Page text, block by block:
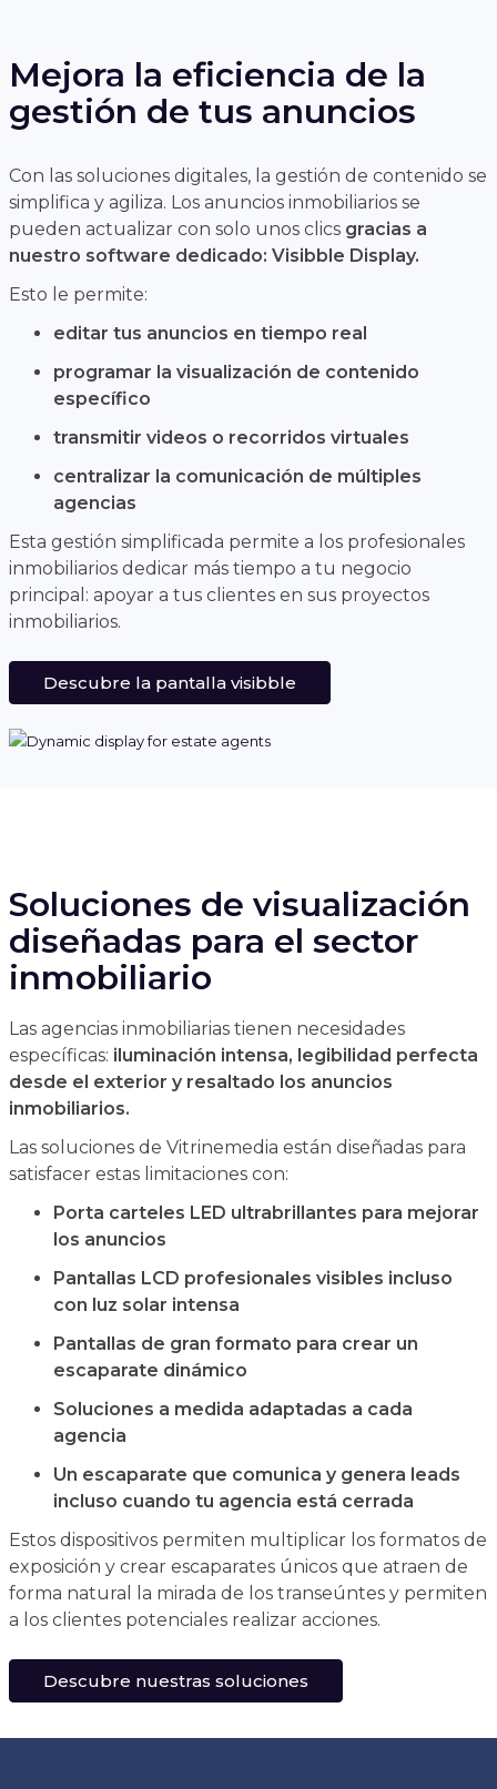
Mejora la eficiencia de la
gestión de tus anuncios
Con las soluciones digitales, la gestión de contenido se
simplifica y agiliza. Los anuncios inmobiliarios se
pueden actualizar con solo unos clics gracias a
nuestro software dedicado: Visibble Display.
Esto le permite:
editar tus anuncios en tiempo real
programar la visualización de contenido
específico
transmitir videos o recorridos virtuales
centralizar la comunicación de múltiples
agencias
Esta gestión simplificada permite a los profesionales
inmobiliarios dedicar más tiempo a tu negocio
principal: apoyar a tus clientes en sus proyectos
inmobiliarios.
Descubre la pantalla visibble
Soluciones de visualización
diseñadas para el sector
inmobiliario
Las agencias inmobiliarias tienen necesidades
específicas: iluminación intensa, legibilidad perfecta
desde el exterior y resaltado los anuncios
inmobiliarios.
Las soluciones de Vitrinemedia están diseñadas para
satisfacer estas limitaciones con:
Porta carteles LED ultrabrillantes para mejorar
los anuncios
Pantallas LCD profesionales visibles incluso
con luz solar intensa
Pantallas de gran formato para crear un
escaparate dinámico
Soluciones a medida adaptadas a cada
agencia
Un escaparate que comunica y genera leads
incluso cuando tu agencia está cerrada
Estos dispositivos permiten multiplicar los formatos de
exposición y crear escaparates únicos que atraen de
forma natural la mirada de los transeúntes y permiten
a los clientes potenciales realizar acciones.
Descubre nuestras soluciones